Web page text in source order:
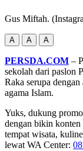
Gus Miftah.
A A A
PERSDA.COM –
sekolah dari paslon
Raka serupa
agama Islam.
Yuks, dukung
dengan bikin konten
tempat wisata,
lewat WA Center: